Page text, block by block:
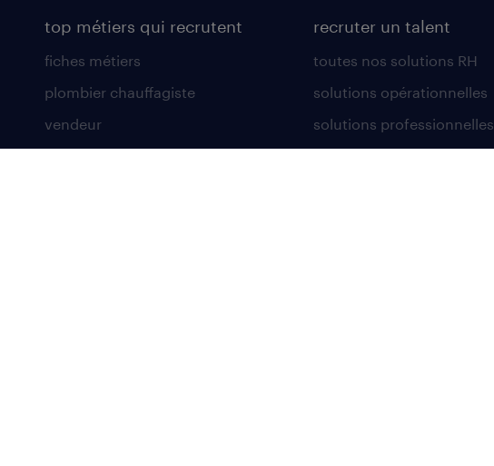
top métiers qui recrutent
fiches métiers
plombier chauffagiste
vendeur
recruter un talent
toutes nos solutions RH
solutions opérationnelles
solutions professionnelles